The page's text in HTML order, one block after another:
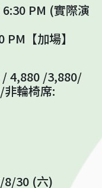
PM (實際演
【加場】
4,880 /3,880/
輪椅席:
8/30 (六)